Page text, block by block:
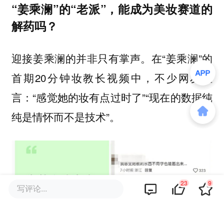
“姜乘澜”的“老派”，能成为美妆赛道的
解药吗？
迎接姜乘澜的并非只有掌声。在“姜乘澜”的
首期20分钟妆教长视频中，不少网友直
言：“感觉她的妆有点过时了”“现在的数据纯
纯是情怀而不是技术”。
写评论... 23 9